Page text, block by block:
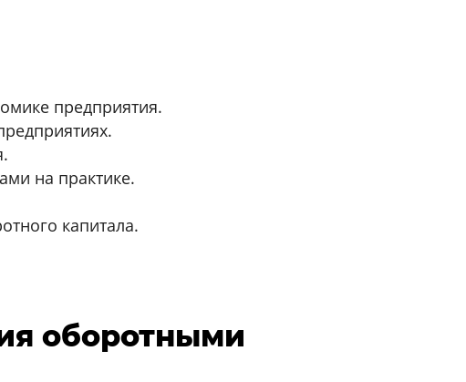
предприятия.
на практике.
капитала.
оборотными